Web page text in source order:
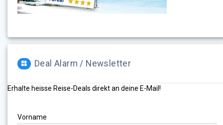
Deal Alarm / Newsletter
Erhalte heisse Reise-Deals direkt an deine E-Mail!
Vorname